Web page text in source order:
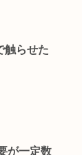
触らせた
が一定数